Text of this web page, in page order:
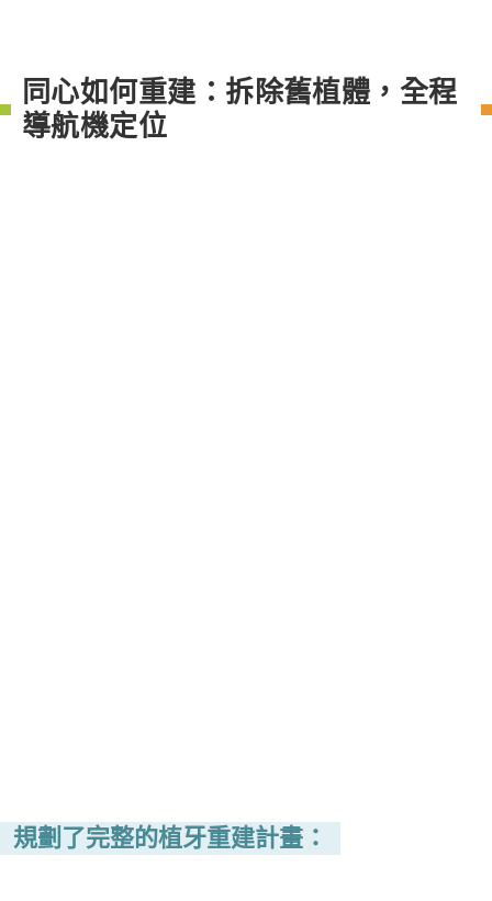
同心如何重建：拆除舊植體，全程
導航機定位
規劃了完整的植牙重建計畫：